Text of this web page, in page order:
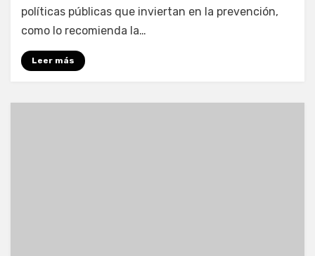
políticas públicas que inviertan en la prevención,
como lo recomienda la…
Leer más